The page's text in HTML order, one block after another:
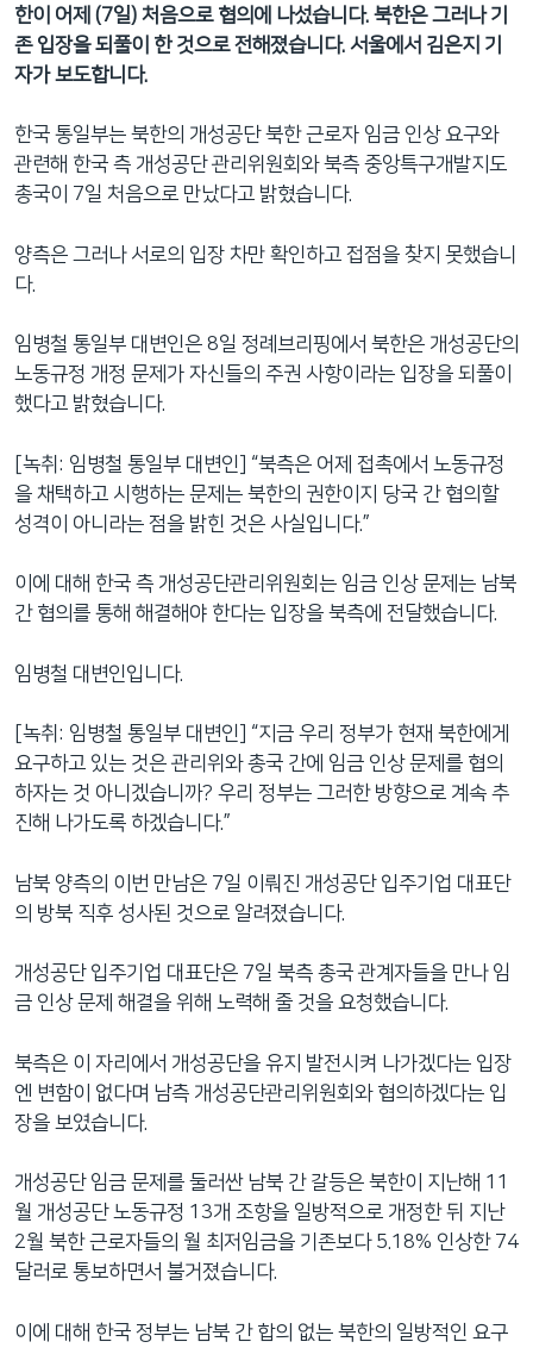
동
검
색
로
이
등
한이 어제 (7일) 처음으로 협의에 나섰습니다. 북한은 그러나 기
존 입장을 되풀이 한 것으로 전해졌습니다. 서울에서 김은지 기
자가 보도합니다.
한국 통일부는 북한의 개성공단 북한 근로자 임금 인상 요구와
관련해 한국 측 개성공단 관리위원회와 북측 중앙특구개발지도
총국이 7일 처음으로 만났다고 밝혔습니다.
양측은 그러나 서로의 입장 차만 확인하고 접점을 찾지 못했습니
다.
임병철 통일부 대변인은 8일 정례브리핑에서 북한은 개성공단의
노동규정 개정 문제가 자신들의 주권 사항이라는 입장을 되풀이
했다고 밝혔습니다.
[녹취: 임병철 통일부 대변인] “북측은 어제 접촉에서 노동규정
을 채택하고 시행하는 문제는 북한의 권한이지 당국 간 협의할
성격이 아니라는 점을 밝힌 것은 사실입니다.”
이에 대해 한국 측 개성공단관리위원회는 임금 인상 문제는 남북
간 협의를 통해 해결해야 한다는 입장을 북측에 전달했습니다.
임병철 대변인입니다.
[녹취: 임병철 통일부 대변인] “지금 우리 정부가 현재 북한에게
요구하고 있는 것은 관리위와 총국 간에 임금 인상 문제를 협의
하자는 것 아니겠습니까? 우리 정부는 그러한 방향으로 계속 추
진해 나가도록 하겠습니다.”
남북 양측의 이번 만남은 7일 이뤄진 개성공단 입주기업 대표단
의 방북 직후 성사된 것으로 알려졌습니다.
개성공단 입주기업 대표단은 7일 북측 총국 관계자들을 만나 임
금 인상 문제 해결을 위해 노력해 줄 것을 요청했습니다.
북측은 이 자리에서 개성공단을 유지 발전시켜 나가겠다는 입장
엔 변함이 없다며 남측 개성공단관리위원회와 협의하겠다는 입
장을 보였습니다.
개성공단 임금 문제를 둘러싼 남북 간 갈등은 북한이 지난해 11
월 개성공단 노동규정 13개 조항을 일방적으로 개정한 뒤 지난
2월 북한 근로자들의 월 최저임금을 기존보다 5.18% 인상한 74
달러로 통보하면서 불거졌습니다.
이에 대해 한국 정부는 남북 간 합의 없는 북한의 일방적인 요구